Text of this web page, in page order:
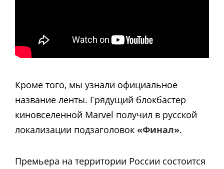
Кроме того, мы узнали официальное
название ленты. Грядущий блокбастер
киновселенной Marvel получил в русской
локализации подзаголовок «Финал».
Премьера на территории России состоится